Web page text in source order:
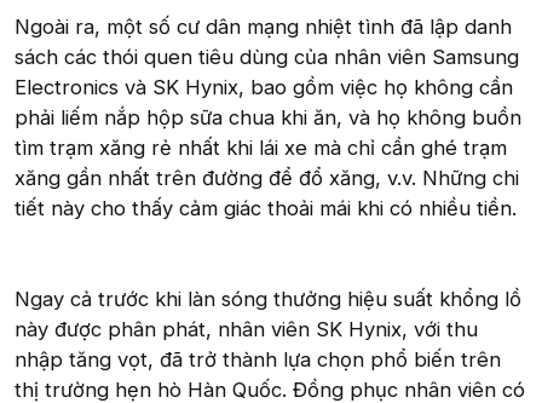
Ngoài ra, một số cư dân mạng nhiệt tình đã lập danh
sách các thói quen tiêu dùng của nhân viên Samsung
Electronics và SK Hynix, bao gồm việc họ không cần
phải liếm nắp hộp sữa chua khi ăn, và họ không buồn
tìm trạm xăng rẻ nhất khi lái xe mà chỉ cần ghé trạm
xăng gần nhất trên đường để đổ xăng, v.v. Những chi
tiết này cho thấy cảm giác thoải mái khi có nhiều tiền.
Ngay cả trước khi làn sóng thưởng hiệu suất khổng lồ
này được phân phát, nhân viên SK Hynix, với thu
nhập tăng vọt, đã trở thành lựa chọn phổ biến trên
thị trường hẹn hò Hàn Quốc. Đồng phục nhân viên có